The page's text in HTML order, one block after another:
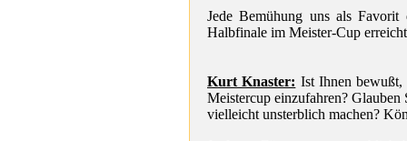
Jede Bemühung uns als
Halbfinale im Meister-Cup
Kurt Knaster: Ist Ihnen
Meistercup einzufahren?
vielleicht unsterblich machen?